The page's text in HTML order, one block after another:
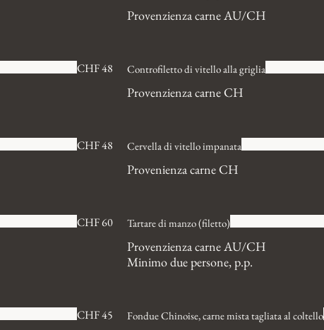
Provenzienza carne AU/CH
CHF 48 Controfiletto di vitello alla griglia
Provenzienza carne CH
CHF 48 Cervella di vitello impanata
Provenienza carne CH
CHF 60 Tartare di manzo (filetto)
Provenzienza carne AU/CH
Minimo due persone, p.p.
CHF 45 Fondue Chinoise, carne mista tagliata al coltello